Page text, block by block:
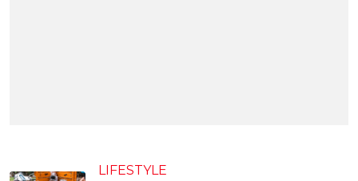
LIFESTYLE